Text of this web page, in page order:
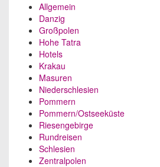
Allgemein
Danzig
Großpolen
Hohe Tatra
Hotels
Krakau
Masuren
Niederschlesien
Pommern
Pommern/Ostseeküste
Riesengebirge
Rundreisen
Schlesien
Zentralpolen